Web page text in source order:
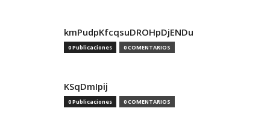
kmPudpKfcqsuDROHpDjENDu
0 Publicaciones 0 COMENTARIOS
KSqDmIpij
0 Publicaciones 0 COMENTARIOS